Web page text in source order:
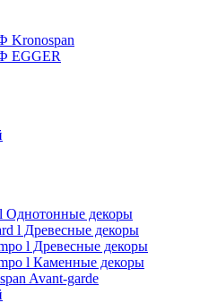
EGGER
Однотонные декоры
l Древесные декоры
l Древесные декоры
l Каменные декоры
Avant-garde